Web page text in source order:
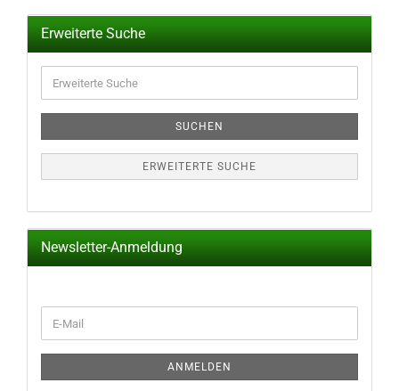
Erweiterte Suche
Suche
SUCHEN
ERWEITERTE SUCHE
Newsletter-Anmeldung
ZUR
E-
Mail
ANMELDEN